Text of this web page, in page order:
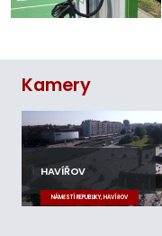
Kamery
HAVÍŘOV
NÁMĚSTÍ REPUBLIKY, HAVÍŘOV